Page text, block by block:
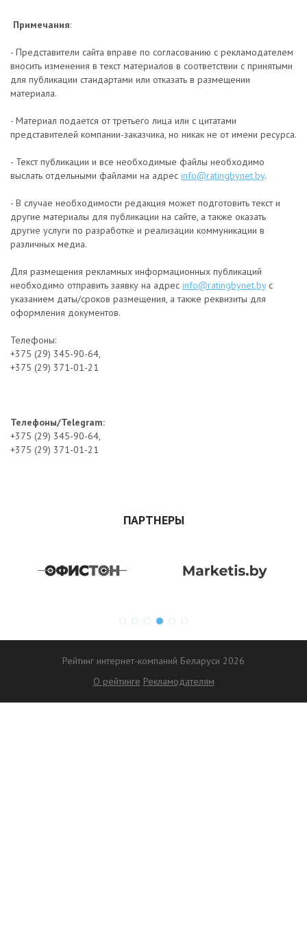
Примечания:
- Представители сайта вправе по согласованию с рекламодателем
вносить изменения в текст материалов в соответствии с принятыми
для публикации стандартами или отказать в размещении
материала.
- Материал подается от третьего лица или с цитатами
представителей компании-заказчика, но никак не от имени ресурса.
- Текст публикации и все необходимые файлы необходимо
выслать отдельными файлами на адрес info@ratingbynet.by.
- В случае необходимости редакция может подготовить текст и
другие материалы для публикации на сайте, а также оказать
другие услуги по разработке и реализации коммуникации в
различных медиа.
Для размещения рекламных информационных публикаций
необходимо отправить заявку на адрес info@ratingbynet.byс
указанием даты/сроков размещения, а также реквизиты для
оформления документов.
Телефоны:
+375 (29) 345-90-64,
+375 (29) 371-01-21
Телефоны/Telegram:
+375 (29) 345-90-64,
+375 (29) 371-01-21
ПАРТНЕРЫ
Рейтинг интернет-компаний Беларуси 2026
О рейтинге Рекламодателям